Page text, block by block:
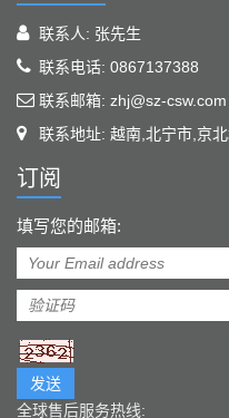
联系人: 张先生
联系电话: 0867137388
联系邮箱: zhj@sz-
联系地址: 越南,北宁市,京
订阅
填写您的邮箱:
发送
全球售后服务热线: